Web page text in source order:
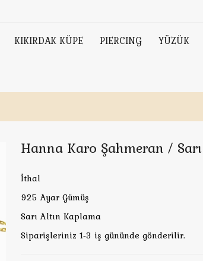
KIKIRDAK KÜPE PIERCING YÜZÜK
Hanna Karo Şahmeran / Sarı
İthal
925 Ayar Gümüş
Sarı Altın Kaplama
Siparişleriniz 1-3 iş gününde gönderilir.